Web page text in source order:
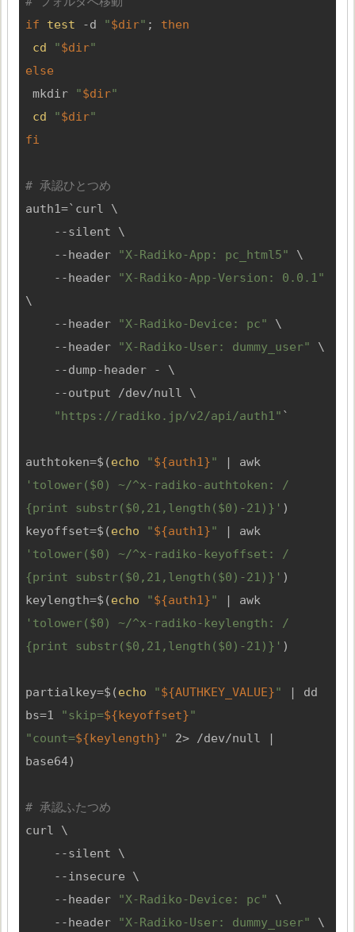
if
test -d "$dir" ; then
cd
"$dir"
else
mkdir
"$dir"
cd
"$dir"
fi
# 承認ひとつめ
auth1=`curl \
    --header
"X-Radiko-App: pc_html5" \
    --header
"X-Radiko-App-Version: 0.0.1"
\
    --header
"X-Radiko-Device: pc" \
    --header
"X-Radiko-User: dummy_user" \
"https://radiko.jp/v2/api/auth1" `
authtoken=$(echo "${auth1}"
| awk
'tolower($0) ~/^x-radiko-authtoken: /
{print substr($0,21,length($0)-21)}' )
keyoffset=$(echo "${auth1}"
| awk
'tolower($0) ~/^x-radiko-keyoffset: /
{print substr($0,21,length($0)-21)}' )
keylength=$(echo "${auth1}"
| awk
'tolower($0) ~/^x-radiko-keylength: /
{print substr($0,21,length($0)-21)}' )
partialkey=$(echo "${AUTHKEY_VALUE}" | dd
bs=1
"skip=${keyoffset}"
"count=${keylength}" 2> /dev/null |
base64)
# 承認ふたつめ
curl \
    --header
"X-Radiko-Device: pc" \
    --header
"X-Radiko-User: dummy_user" \